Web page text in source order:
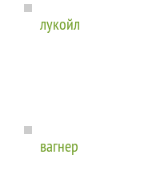
лукойл
вагнер